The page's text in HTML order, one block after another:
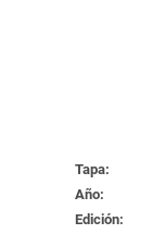
Tapa:
Año:
Edición: